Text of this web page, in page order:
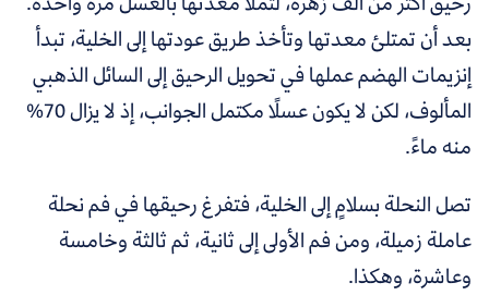
بعد أن تمتلئ معدتها وتأخذ طريق عودتها إلى الخلية، تبدأ
إنزيمات الهضم عملها في تحويل الرحيق إلى السائل الذهبي
المألوف، لكن لا يكون عسلًا مكتمل الجوانب، إذ لا يزال 70%
منه ماءً.
تصل النحلة بسلامٍ إلى الخلية، فتفرغ رحيقها في فم نحلة
عاملة زميلة، ومن فم الأولى إلى ثانية، ثم ثالثة وخامسة
وعاشرة، وهكذا.